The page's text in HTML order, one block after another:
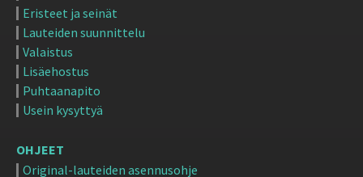
Eristeet ja seinät
Lauteiden suunnittelu
Valaistus
Lisäehostus
Puhtaanapito
Usein kysyttyä
OHJEET
Original-lauteiden asennusohje